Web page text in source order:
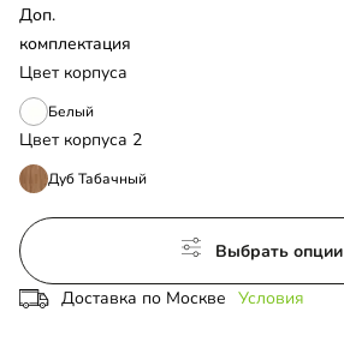
Цвет корпуса
Белый
Цвет корпуса 2
Дуб Табачный
Доп.
комплектация
Выбрать опции
Доставка по Москве Условия